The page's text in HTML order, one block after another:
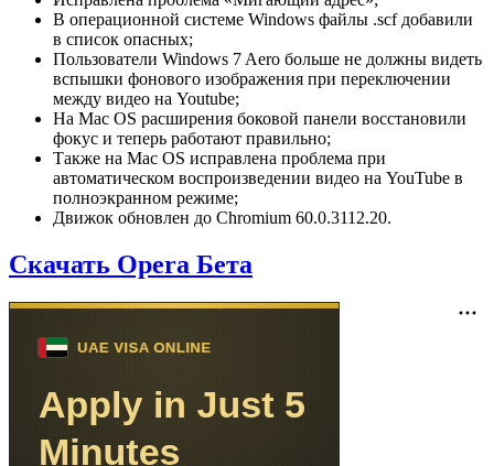
В операционной системе Windows файлы .scf добавили
в список опасных;
Пользователи Windows 7 Aero больше не должны видеть
вспышки фонового изображения при переключении
между видео на Youtube;
На Mac OS расширения боковой панели восстановили
фокус и теперь работают правильно;
Также на Mac OS исправлена проблема при
автоматическом воспроизведении видео на YouTube в
полноэкранном режиме;
Движок обновлен до Chromium 60.0.3112.20.
Скачать Opera Бета